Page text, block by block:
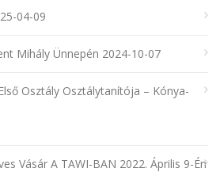
04-09
Mihály Ünnepén 2024-10-07
Osztály Osztálytanítója – Kónya-
Vásár A TAWI-BAN 2022. Április 9-Én